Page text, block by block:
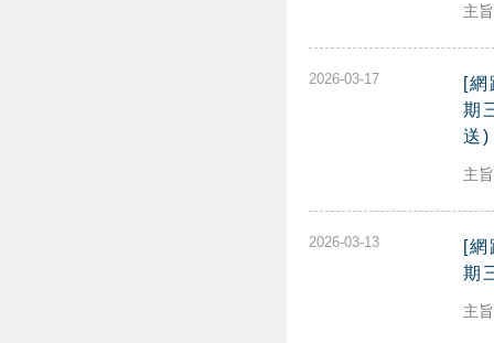
主
2026-03-17
[
期
送)
主
2026-03-13
[
期
主